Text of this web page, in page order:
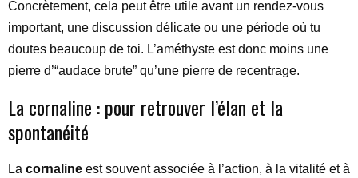
Concrètement, cela peut être utile avant un rendez-vous
important, une discussion délicate ou une période où tu
doutes beaucoup de toi. L’améthyste est donc moins une
pierre d’“audace brute” qu’une pierre de recentrage.
La cornaline : pour retrouver l’élan et la
spontanéité
La cornaline est souvent associée à l’action, à la vitalité et à